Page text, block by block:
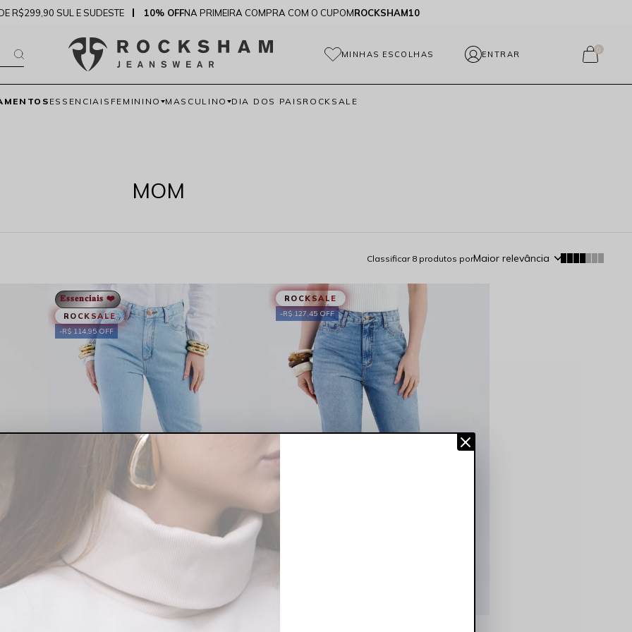
R$299,90 SUL E SUDESTE 10% OFFNA PRIMEIRA COMPRA COM O CUPOMROCKSHAM10
MINHAS ESCOLHAS 0
ESSENCIAIS FEMININO MASCULINO DIA DOS PAIS ROCKSALE
MOM
Classificar 8 produtos porMaior relevância
R$ 114,95 OFF
ROCKSALE
𝐄𝐬𝐬𝐞𝐧𝐜𝐢𝐚𝐢𝐬 ❤️
R$ 127,45 OFF
ROCKSALE